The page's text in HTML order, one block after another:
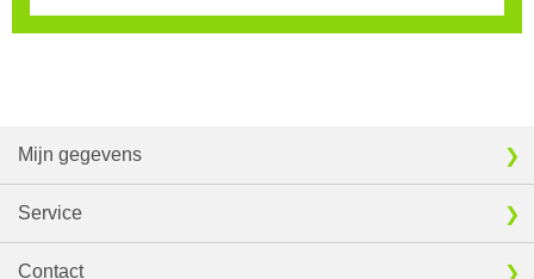
Mijn gegevens
Service
Contact